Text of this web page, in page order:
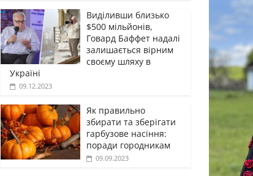
Виділивши близько
$500 мільйонів,
Говард Баффет надалі
залишається вірним
своєму шляху в
Україні
09.12.2023
Як правильно
збирати та зберігати
гарбузове насіння:
поради городникам
09.09.2023